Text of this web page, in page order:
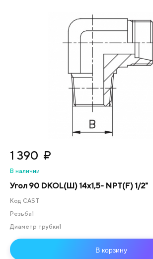
1 390 ₽
В наличии
Угол 90 DKOL(Ш) 14x1,5- NPT(F) 1/2"
Код CAST
Резьба1
Диаметр трубки1
В корзину